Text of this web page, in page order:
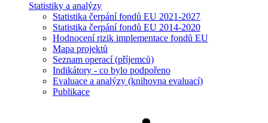
Statistiky a analýzy
Statistika čerpání fondů EU 2021-2027
Statistika čerpání fondů EU 2014-2020
Hodnocení rizik implementace fondů EU
Mapa projektů
Seznam operací (příjemců)
Indikátory - co bylo podpořeno
Evaluace a analýzy (knihovna evaluací)
Publikace